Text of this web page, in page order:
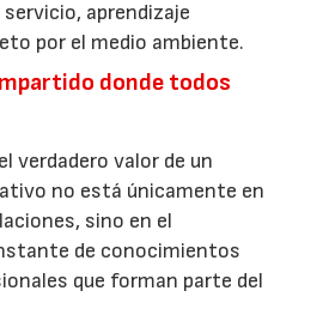
aprendizaje
por el medio ambiente.
donde todos
verdadero valor de un
no está únicamente en
sino en el
de conocimientos
que forman parte del